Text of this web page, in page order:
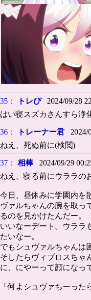
35： トレぴ2024/09/28
はい寝スズカさんすら
36： トレーナー君 2024/
ねえ、死ぬ前に(検閲)
37： 相棒2024/09/29
ねえ、寝る前にウララの
今日、昼休みに学園内を
ヴァルちゃんの腕を取っ
るのを見かけたんだー。
いいなーデート。ウララ
たいなー。
でもシュヴァルちゃんは
そしたらヴィブロスちゃ
に、にやーって顔になっ
「何よシュヴァちーった